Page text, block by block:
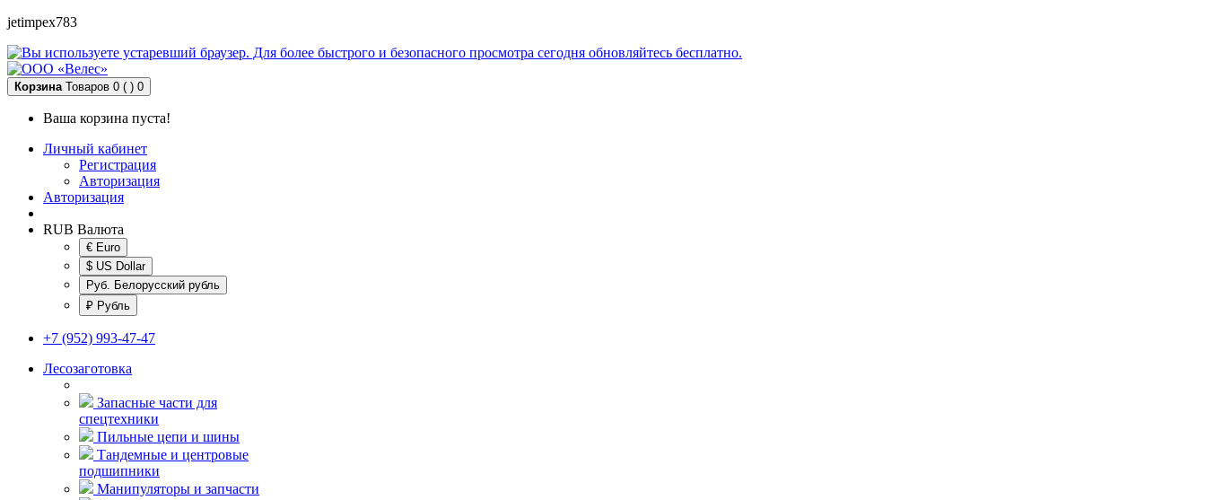
jetimpex783
Корзина Товаров 0 ( ) 0
Ваша корзина пуста!
Личный кабинет
Регистрация
Авторизация
Авторизация
RUB Валюта
€ Euro
$ US Dollar
Руб. Белорусский рубль
₽ Рубль
+7 (952) 993-47-47
Лесозаготовка
Запасные части для
спецтехники
Пильные цепи и шины
Тандемные и центровые
подшипники
Манипуляторы и запчасти